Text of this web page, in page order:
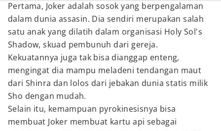
Pertama, Joker adalah sosok yang berpengalaman
dalam dunia assasin. Dia sendiri merupakan salah
satu anak yang dilatih dalam organisasi Holy Sol's
Shadow, skuad pembunuh dari gereja.
Kekuatannya juga tak bisa dianggap enteng,
mengingat dia mampu meladeni tendangan maut
dari Shinra dan lolos dari jebakan dunia statis milik
Sho dengan mudah.
Selain itu, kemampuan pyrokinesisnya bisa
membuat Joker membuat kartu api sebagai